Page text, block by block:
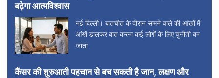
बढ़ेगा आत्मविश्वास
नई दिल्ली। बातचीत के दौरान सामने वाले की आंखों में
आंखें डालकर बात करना कई लोगों के लिए चुनौती बन
जाता
कैंसर की शुरुआती पहचान से बच सकती है जान, लक्षण और